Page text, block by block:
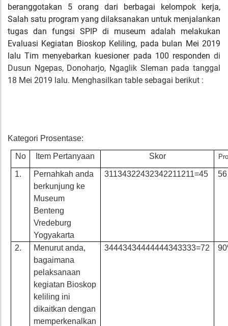
beranggotakan 5 orang dari berbagai kelompok kerja,
Salah satu program yang dilaksanakan untuk menjalankan
tugas dan fungsi SPIP di museum adalah melakukan
Evaluasi Kegiatan Bioskop Keliling, pada bulan Mei 2019
lalu Tim menyebarkan kuesioner pada 100 responden di
Dusun Ngepas, Donoharjo, Ngaglik Sleman pada tanggal
18 Mei 2019 lalu. Menghasilkan table sebagai berikut :
Kategori Prosentase:
No Item Pertanyaan Skor
1.
Pernahkah anda
berkunjung ke
Museum
Benteng
Vredeburg
Yogyakarta
31134322432342211211=45
2.
Menurut anda,
bagaimana
pelaksanaan
kegiatan Bioskop
keliling ini
dikaitkan dengan
memperkenalkan
34443434444444343333=72